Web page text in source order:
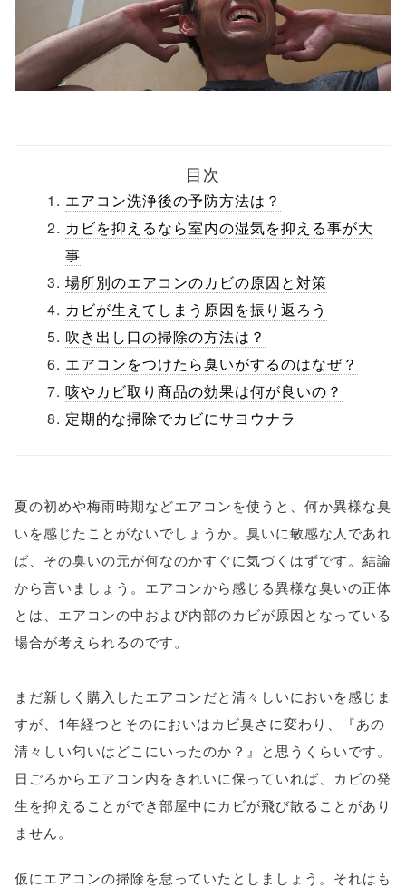
目次
エアコン洗浄後の予防方法は？
カビを抑えるなら室内の湿気を抑える事が大
事
場所別のエアコンのカビの原因と対策
カビが生えてしまう原因を振り返ろう
吹き出し口の掃除の方法は？
エアコンをつけたら臭いがするのはなぜ？
咳やカビ取り商品の効果は何が良いの？
定期的な掃除でカビにサヨウナラ
夏の初めや梅雨時期などエアコンを使うと、何か異様な臭
いを感じたことがないでしょうか。臭いに敏感な人であれ
ば、その臭いの元が何なのかすぐに気づくはずです。結論
から言いましょう。エアコンから感じる異様な臭いの正体
とは、エアコンの中および内部のカビが原因となっている
場合が考えられるのです。
まだ新しく購入したエアコンだと清々しいにおいを感じま
すが、1年経つとそのにおいはカビ臭さに変わり、『あの
清々しい匂いはどこにいったのか？』と思うくらいです。
日ごろからエアコン内をきれいに保っていれば、カビの発
生を抑えることができ部屋中にカビが飛び散ることがあり
ません。
仮にエアコンの掃除を怠っていたとしましょう。それはも